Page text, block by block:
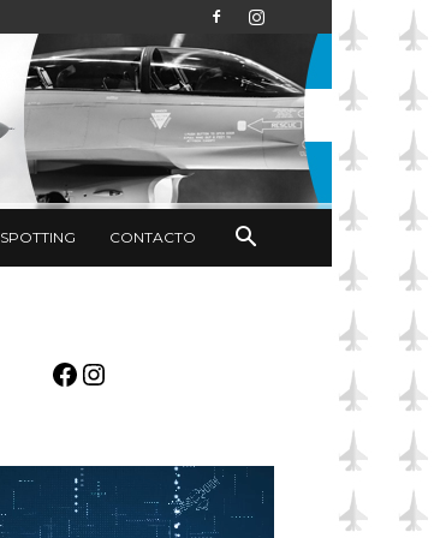
SPOTTING CONTACTO
Facebook
Instagram